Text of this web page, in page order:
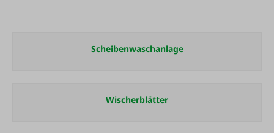
Scheibenwaschanlage
Wischerblätter